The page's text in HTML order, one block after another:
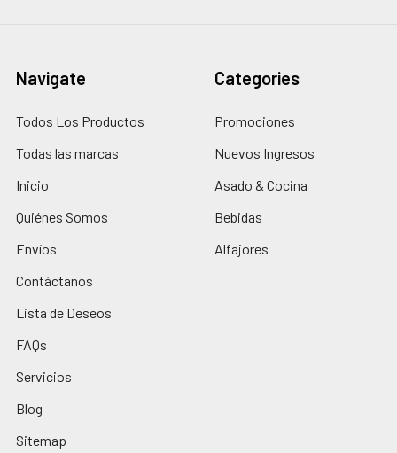
Navigate
Todos Los Productos
Todas las marcas
Inicio
Quiénes Somos
Envíos
Contáctanos
Lista de Deseos
FAQs
Servicios
Blog
Sitemap
Categories
Promociones
Nuevos Ingresos
Asado & Cocina
Bebidas
Alfajores